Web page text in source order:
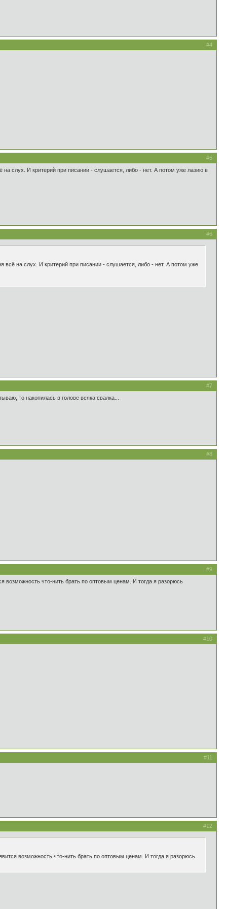
#4
#5
слух. И критерий при писании - слушается, либо - нет. А потом уже лазию в
#6
всё на слух. И критерий при писании - слушается, либо - нет. А потом уже
#7
то накопилась в голове всяка свалка...
#8
#9
возможность что-нить брать по оптовым ценам. И тогда я разорюсь
#10
#11
#12
возможность что-нить брать по оптовым ценам. И тогда я разорюсь